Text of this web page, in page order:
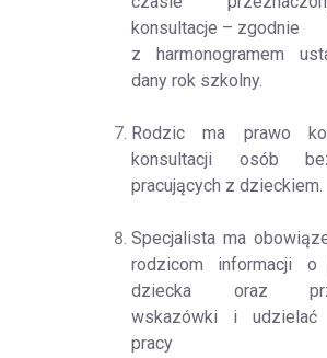
konsultacje – zgodnie
z harmonogramem
dany rok szkolny.
Rodzic ma prawo
konsultacji osób
pracujących z dzieckiem.
Specjalista ma
rodzicom informacji o
dziecka oraz
wskazówki i
pracy